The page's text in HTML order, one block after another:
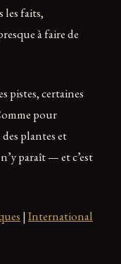
les faits,
à faire de
pistes, certaines
pour
plantes et
paraît — et c’est
| International